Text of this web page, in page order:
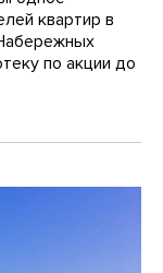
квартир в
по акции до